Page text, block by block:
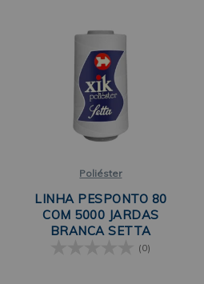
Poliéster
LINHA PESPONTO 80
COM 5000 JARDAS
BRANCA SETTA
(0)